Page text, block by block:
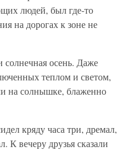
людей, был где-то
на дорогах к зоне не
солнечная осень. Даже
теплом и светом,
на солнышке, блаженно
кряду часа три, дремал,
К вечеру друзья сказали